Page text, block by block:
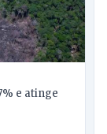
e atinge